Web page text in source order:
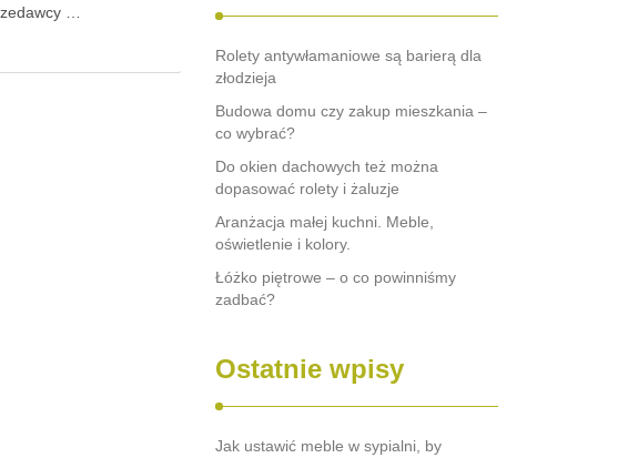
…
Rolety antywłamaniowe są barierą dla
złodzieja
Budowa domu czy zakup mieszkania –
co wybrać?
Do okien dachowych też można
dopasować rolety i żaluzje
Aranżacja małej kuchni. Meble,
oświetlenie i kolory.
Łóżko piętrowe – o co powinniśmy
zadbać?
Ostatnie wpisy
Jak ustawić meble w sypialni, by